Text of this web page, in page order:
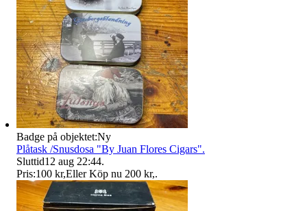
Badge på objektet:Ny
Plåtask /Snusdosa "By Juan Flores Cigars".
Sluttid12 aug 22:44.
Pris:100 kr,Eller Köp nu 200 kr,.